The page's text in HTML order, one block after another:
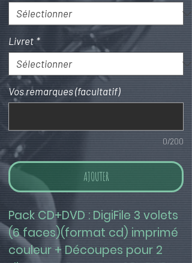
Livret *
Vos remarques (facultatif)
0/200
AJOUTER
Pack CD+DVD : DigiFile 3 volets
(6 faces)(format cd) imprimé
couleur + Découpes pour 2